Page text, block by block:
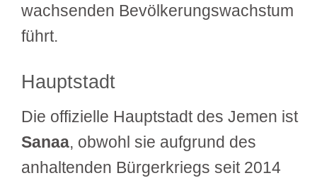
wachsenden Bevölkerungswachstum
führt.
Hauptstadt
Die offizielle Hauptstadt des Jemen ist
Sanaa, obwohl sie aufgrund des
anhaltenden Bürgerkriegs seit 2014